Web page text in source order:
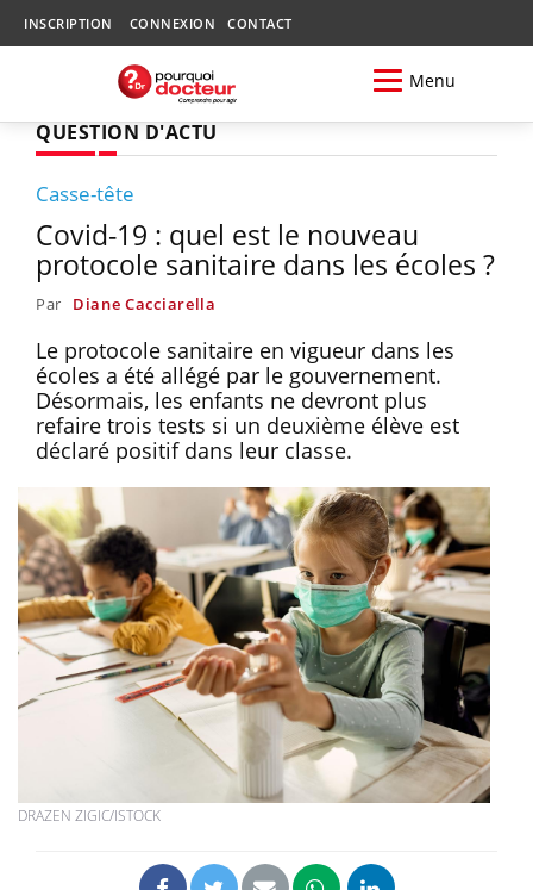
INSCRIPTION CONNEXION CONTACT
Menu
QUESTION D'ACTU
Casse-tête
Covid-19 : quel est le nouveau
protocole sanitaire dans les écoles ?
Par Diane Cacciarella
Le protocole sanitaire en vigueur dans les
écoles a été allégé par le gouvernement.
Désormais, les enfants ne devront plus
refaire trois tests si un deuxième élève est
déclaré positif dans leur classe.
DRAZEN ZIGIC/ISTOCK